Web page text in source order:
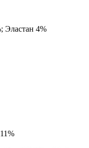
Эластан 4%